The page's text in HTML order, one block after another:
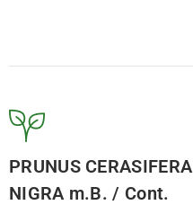
PRUNUS CERASIFERA
NIGRA m.B. / Cont.